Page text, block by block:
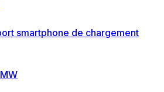
smartphone de chargement